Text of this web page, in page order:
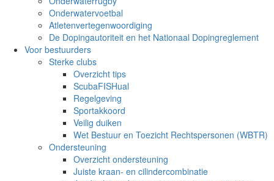
Onderwatervoetbal
Atletenvertegenwoordiging
De Dopingautoriteit en het Nationaal Dopingreglement
Voor bestuurders
Sterke clubs
Overzicht tips
ScubaFISHual
Regelgeving
Sportakkoord
Veilig duiken
Wet Bestuur en Toezicht Rechtspersonen (WBTR)
Ondersteuning
Overzicht ondersteuning
Juiste kraan- en cilindercombinatie